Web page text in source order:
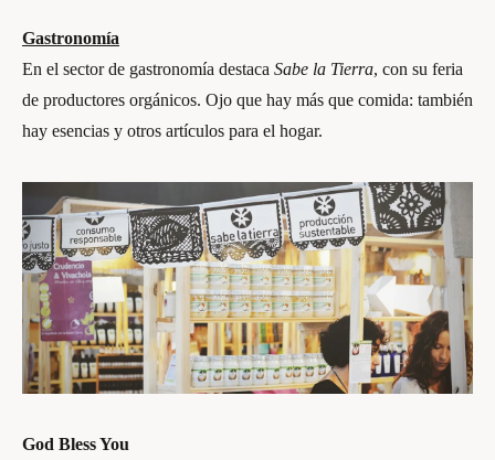
Gastronomía
En el sector de gastronomía destaca Sabe la Tierra, con su feria
de productores orgánicos. Ojo que hay más que comida: también
hay esencias y otros artículos para el hogar.
God Bless You